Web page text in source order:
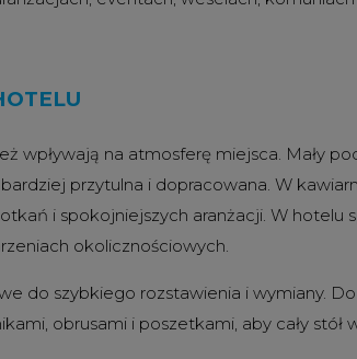
wpływają na atmosferę miejsca. Mały
przytulna i dopracowana. W
i spokojniejszych aranżacji. W hotelu
okolicznościowych.
do szybkiego rozstawienia i wymiany.
obrusami i poszetkami, aby cały stół